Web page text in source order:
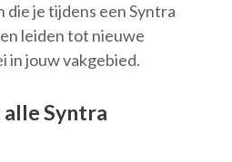
die je tijdens een Syntra
leiden tot nieuwe
in jouw vakgebied.
Syntra